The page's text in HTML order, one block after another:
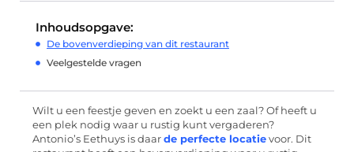
Inhoudsopgave:
De bovenverdieping van dit restaurant
Veelgestelde vragen
Wilt u een feestje geven en zoekt u een zaal? Of heeft u
een plek nodig waar u rustig kunt vergaderen?
Antonio’s Eethuys is daar de perfecte locatie voor. Dit